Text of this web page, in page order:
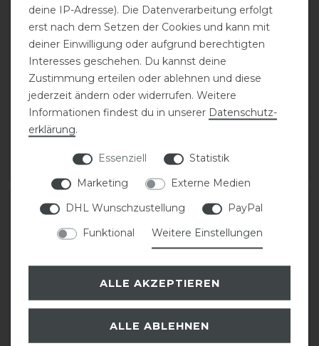
Bestseller
Pikeur Kniestrumpf
TUBE
statt 19,95 €
ARTIKEL MERKEN
DeNiro Sporenriemen
Leder
28,00 € *
-20% -20%
deine IP-Adresse). Die Datenverarbeitung erfolgt
erst nach dem Setzen der Cookies und kann mit
deiner Einwilligung oder aufgrund berechtigten
Interesses geschehen. Du kannst deine
Zustimmung erteilen oder ablehnen und diese
jederzeit ändern oder widerrufen. Weitere
Informationen findest du in unserer Daten­schutz­
erklärung.
Essenziell
Statistik
Marketing
Externe Medien
DHL Wunschzustellung
PayPal
Funktional
Weitere Einstellungen
ALLE AKZEPTIEREN
ALLE ABLEHNEN